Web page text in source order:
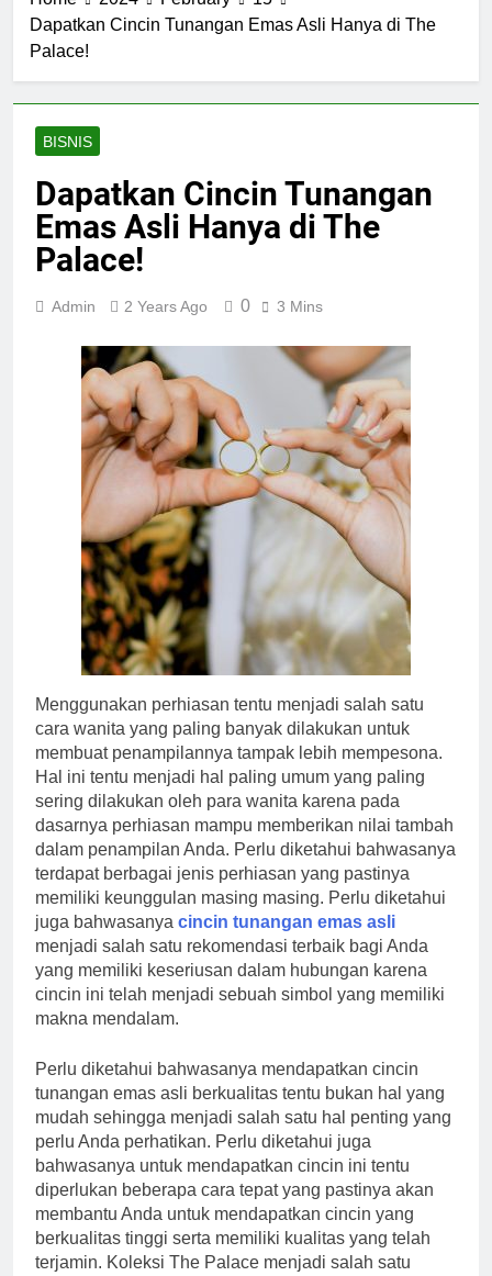
Dapatkan Cincin Tunangan Emas Asli Hanya di The
Palace!
BISNIS
Dapatkan Cincin Tunangan
Emas Asli Hanya di The
Palace!
Admin 2 Years Ago 0 3 Mins
Menggunakan perhiasan tentu menjadi salah satu
cara wanita yang paling banyak dilakukan untuk
membuat penampilannya tampak lebih mempesona.
Hal ini tentu menjadi hal paling umum yang paling
sering dilakukan oleh para wanita karena pada
dasarnya perhiasan mampu memberikan nilai tambah
dalam penampilan Anda. Perlu diketahui bahwasanya
terdapat berbagai jenis perhiasan yang pastinya
memiliki keunggulan masing masing. Perlu diketahui
juga bahwasanya cincin tunangan emas asli
menjadi salah satu rekomendasi terbaik bagi Anda
yang memiliki keseriusan dalam hubungan karena
cincin ini telah menjadi sebuah simbol yang memiliki
makna mendalam.
Perlu diketahui bahwasanya mendapatkan cincin
tunangan emas asli berkualitas tentu bukan hal yang
mudah sehingga menjadi salah satu hal penting yang
perlu Anda perhatikan. Perlu diketahui juga
bahwasanya untuk mendapatkan cincin ini tentu
diperlukan beberapa cara tepat yang pastinya akan
membantu Anda untuk mendapatkan cincin yang
berkualitas tinggi serta memiliki kualitas yang telah
terjamin. Koleksi The Palace menjadi salah satu